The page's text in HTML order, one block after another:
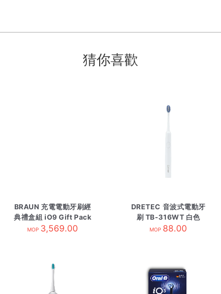
猜你喜歡
BRAUN 充電電動牙刷經
典禮盒組 iO9 Gift Pack
藍色
MOP 3,569.00
DRETEC 音波式電動牙
刷 TB-316WT 白色
MOP 88.00